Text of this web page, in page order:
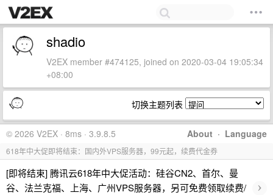
shadio
V2EX member #474125, joined on 2020-03-04 19:05:34
+08:00
切换主题列表
About · Language
© 2026 V2EX · 8ms · 3.9.8.5
618年中大促即将结束：国内外VPS服务器，99元起，续费代金券
[即将结束] 腾讯云618年中大促活动：硅谷CN2、首尔、曼
谷、法兰克福、上海、广州VPS服务器，另可免费领取续费/
›